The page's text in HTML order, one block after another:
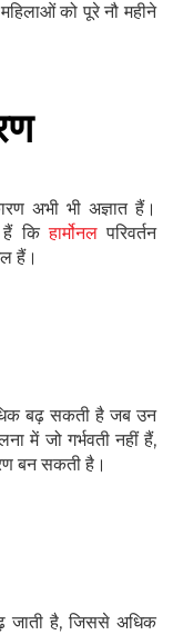
को पूरे नौ महीने
अभी भी अज्ञात हैं।
हैं किहार्मोनलपरिवर्तन
हैं।
बढ़ सकती है जब उन
में जो गर्भवती नहीं हैं,
बन सकती है।
जाती है, जिससे अधिक